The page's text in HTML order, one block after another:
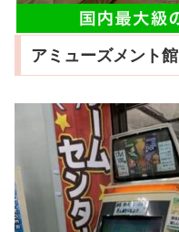
アミューズメント館